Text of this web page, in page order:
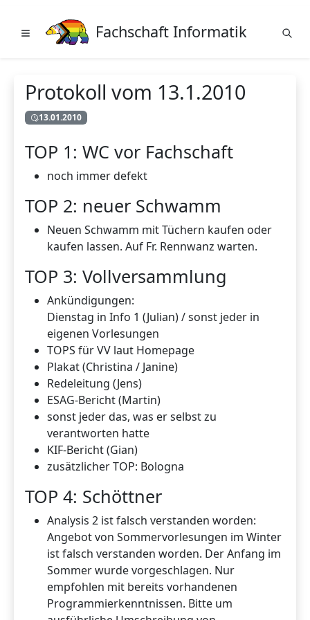
Fachschaft Informatik
Protokoll vom 13.1.2010
13.01.2010
TOP 1: WC vor Fachschaft
noch immer defekt
TOP 2: neuer Schwamm
Neuen Schwamm mit Tüchern kaufen oder
kaufen lassen. Auf Fr. Rennwanz warten.
TOP 3: Vollversammlung
Ankündigungen:
Dienstag in Info 1 (Julian) / sonst jeder in
eigenen Vorlesungen
TOPS für VV laut Homepage
Plakat (Christina / Janine)
Redeleitung (Jens)
ESAG-Bericht (Martin)
sonst jeder das, was er selbst zu
verantworten hatte
KIF-Bericht (Gian)
zusätzlicher TOP: Bologna
TOP 4: Schöttner
Analysis 2 ist falsch verstanden worden:
Angebot von Sommervorlesungen im Winter
ist falsch verstanden worden. Der Anfang im
Sommer wurde vorgeschlagen. Nur
empfohlen mit bereits vorhandenen
Programmierkenntnissen. Bitte um